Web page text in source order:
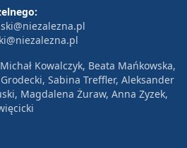
Kowalczyk, Beata Mańkowska,
Sabina Treffler, Aleksander
Magdalena Żuraw, Anna Zyzek,